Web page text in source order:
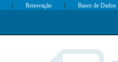
| Renovação | Bases de Dados